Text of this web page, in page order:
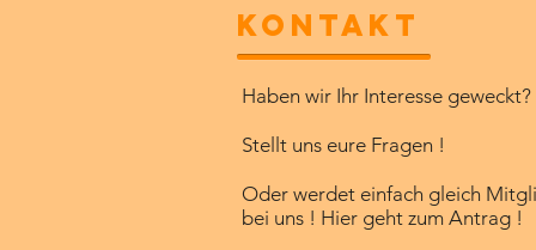
KONTAKT
Haben wir Ihr Interesse geweckt? ​
Stellt uns eure Fragen !
Oder werdet einfach gleich
bei uns ! Hier geht zum Antrag !